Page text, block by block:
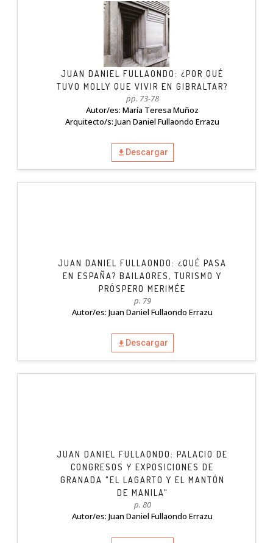
JUAN DANIEL FULLAONDO: ¿POR QUÉ
TUVO MOLLY QUE VIVIR EN GIBRALTAR?
pp. 73-78
Autor/es: María Teresa Muñoz
Arquitecto/s: Juan Daniel Fullaondo Errazu
Descargar
JUAN DANIEL FULLAONDO: ¿QUÉ PASA
EN ESPAÑA? BAILAORES, TURISMO Y
PRÓSPERO MERIMÉE
p. 79
Autor/es: Juan Daniel Fullaondo Errazu
Descargar
JUAN DANIEL FULLAONDO: PALACIO DE
CONGRESOS Y EXPOSICIONES DE
GRANADA "EL LAGARTO Y EL MANTÓN
DE MANILA"
p. 80
Autor/es: Juan Daniel Fullaondo Errazu